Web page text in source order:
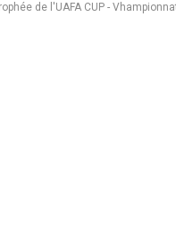
de l'UAFA CUP -